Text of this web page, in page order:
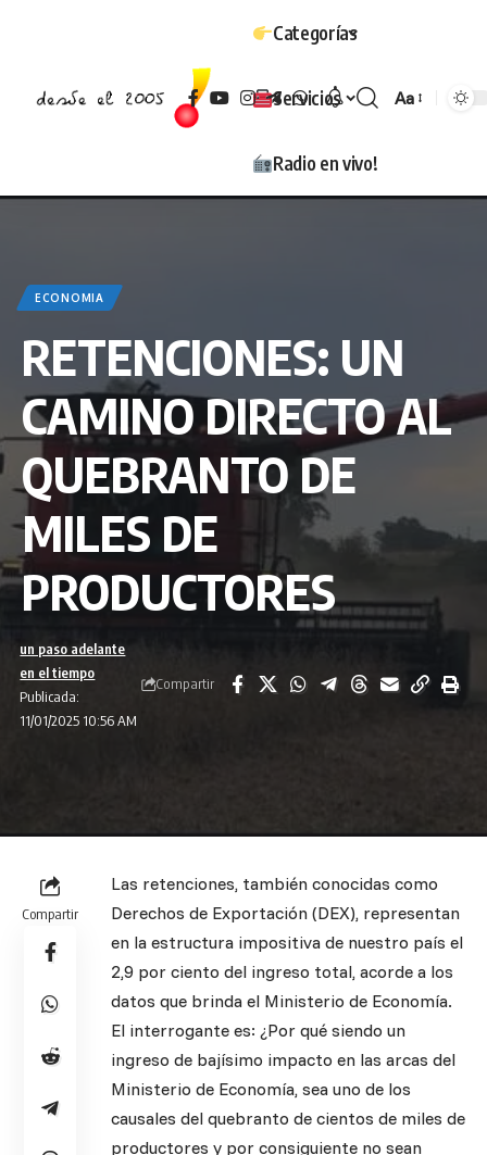
Categorías
Servicios
Radio en vivo!
Tamaño
Aa
ECONOMIA
RETENCIONES: UN
CAMINO DIRECTO AL
QUEBRANTO DE
MILES DE
PRODUCTORES
Publicada:
11/01/2025 10:56 AM
un paso adelante
en el tiempo
Compartir
Compartir
Las retenciones, también conocidas como
Derechos de Exportación (DEX), representan
en la estructura impositiva de nuestro país el
2,9 por ciento del ingreso total, acorde a los
datos que brinda el Ministerio de Economía.
El interrogante es: ¿Por qué siendo un
ingreso de bajísimo impacto en las arcas del
Ministerio de Economía, sea uno de los
causales del quebranto de cientos de miles de
productores y por consiguiente no sean